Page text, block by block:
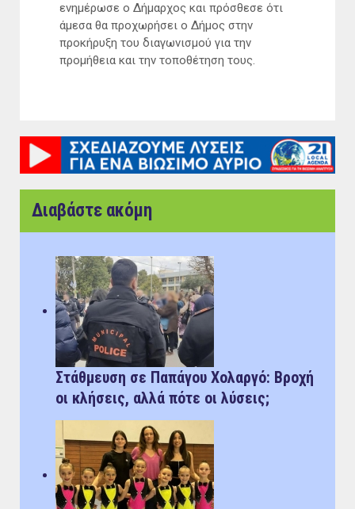
ενημέρωσε ο Δήμαρχος και πρόσθεσε ότι
άμεσα θα προχωρήσει ο Δήμος στην
προκήρυξη του διαγωνισμού για την
προμήθεια και την τοποθέτηση τους.
Διαβάστε ακόμη
Στάθμευση σε Παπάγου Χολαργό: Bροχή
οι κλήσεις, αλλά πότε οι λύσεις;